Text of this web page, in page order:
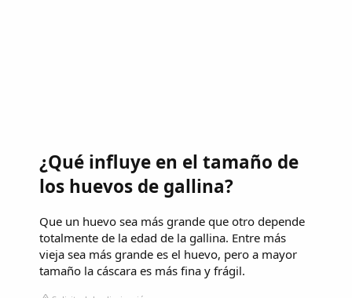
¿Qué influye en el tamaño de
los huevos de gallina?
Que un huevo sea más grande que otro depende
totalmente de la edad de la gallina. Entre más
vieja sea más grande es el huevo, pero a mayor
tamaño la cáscara es más fina y frágil.